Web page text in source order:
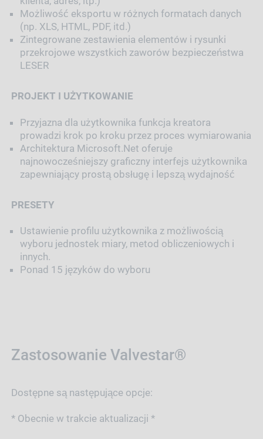
Możliwość eksportu w różnych formatach danych
(np. XLS, HTML, PDF, itd.)
Zintegrowane zestawienia elementów i rysunki
przekrojowe wszystkich zaworów bezpieczeństwa
LESER
PROJEKT I UŻYTKOWANIE
Przyjazna dla użytkownika funkcja kreatora
prowadzi krok po kroku przez proces wymiarowania
Architektura Microsoft.Net oferuje
najnowocześniejszy graficzny interfejs użytkownika
zapewniający prostą obsługę i lepszą wydajność
PRESETY
Ustawienie profilu użytkownika z możliwością
wyboru jednostek miary, metod obliczeniowych i
innych.
Ponad 15 języków do wyboru
Zastosowanie Valvestar®
Dostępne są następujące opcje:
* Obecnie w trakcie aktualizacji *